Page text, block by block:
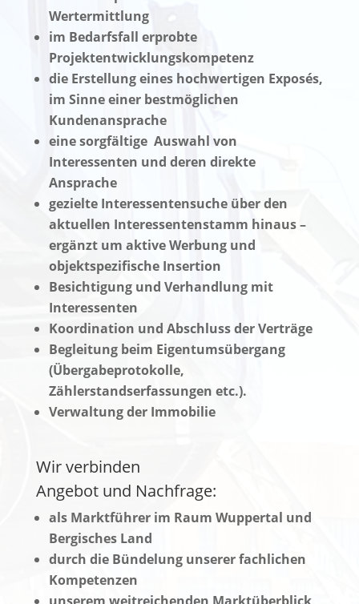
Wertermittlung
im Bedarfsfall erprobte
Projektentwicklungskompetenz
die Erstellung eines hochwertigen Exposés,
im Sinne einer bestmöglichen
Kundenansprache
eine sorgfältige Auswahl von
Interessenten und deren direkte
Ansprache
gezielte Interessentensuche über den
aktuellen Interessentenstamm hinaus –
ergänzt um aktive Werbung und
objektspezifische Insertion
Besichtigung und Verhandlung mit
Interessenten
Koordination und Abschluss der Verträge
Begleitung beim Eigentumsübergang
(Übergabeprotokolle,
Zählerstandserfassungen etc.).
Verwaltung der Immobilie
Wir verbinden
Angebot und Nachfrage:
als Marktführer im Raum Wuppertal und
Bergisches Land
durch die Bündelung unserer fachlichen
Kompetenzen